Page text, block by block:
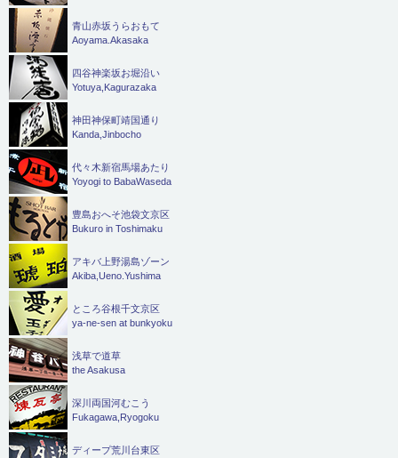
青山赤坂うらおもて
Aoyama.Akasaka
四谷神楽坂お堀沿い
Yotuya,Kagurazaka
神田神保町靖国通り
Kanda,Jinbocho
代々木新宿馬場あたり
Yoyogi to BabaWaseda
豊島おへそ池袋文京区
Bukuro in Toshimaku
アキバ上野湯島ゾーン
Akiba,Ueno.Yushima
ところ谷根千文京区
ya-ne-sen at bunkyoku
浅草で道草
the Asakusa
深川両国河むこう
Fukagawa,Ryogoku
ディープ荒川台東区